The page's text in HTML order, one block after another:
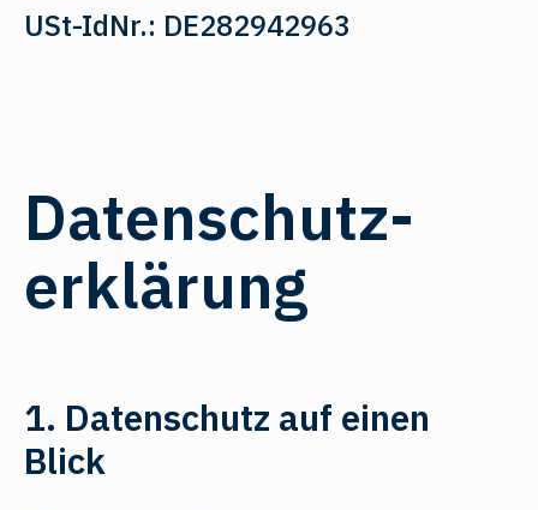
USt-IdNr.: DE282942963
Datenschutz­
erklärung
1. Datenschutz auf einen
Blick